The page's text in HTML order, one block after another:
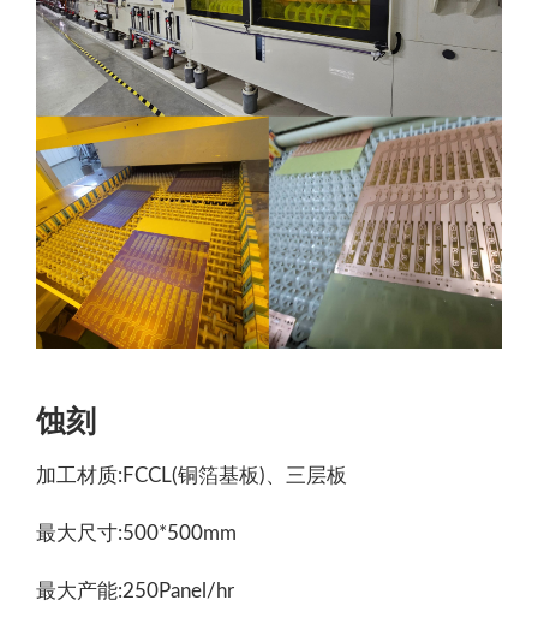
蚀刻
加工材质:FCCL(铜箔基板)、三层板
最大尺寸:500*500mm
最大产能:250Panel/hr